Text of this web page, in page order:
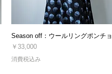
Season off：ウールリングポンチョ
価格
￥33,000
消費税込み